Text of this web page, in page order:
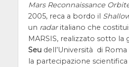
Mars Reconnaissance
2005, reca a bordo il
un radaritaliano che
MARSIS, realizzato sotto la
Seudell’Università di Roma
la partecipazione scientifica